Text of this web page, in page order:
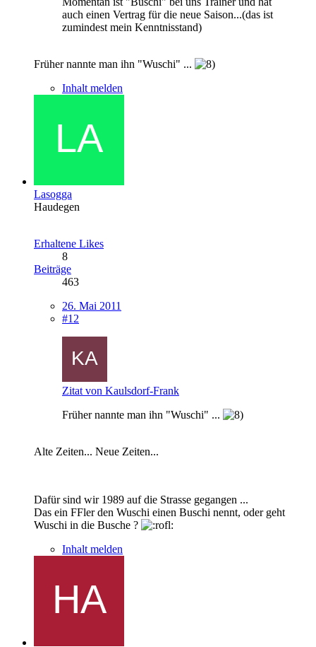
auch einen Vertrag für die neue Saison...(das ist
zumindest mein Kenntnisstand)
Früher nannte man ihn "Wuschi" ...
Inhalt melden
Lasogga
Haudegen
Erhaltene Likes
8
Beiträge
463
26. Mai 2011
#12
Zitat von Kaulsdorf-Frank
Früher nannte man ihn "Wuschi" ...
Alte Zeiten... Neue Zeiten...
Dafür sind wir 1989 auf die Strasse gegangen ...
Das ein FFler den Wuschi einen Buschi nennt, oder geht
Wuschi in die Busche ?
Inhalt melden